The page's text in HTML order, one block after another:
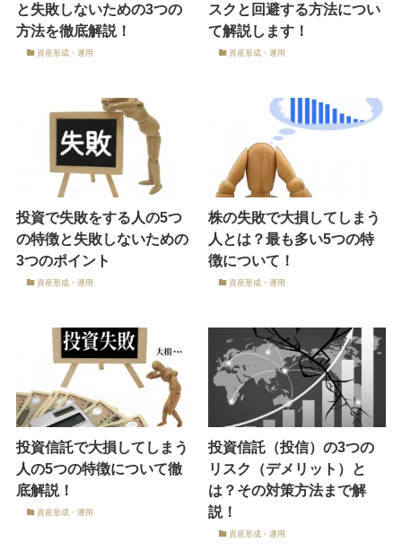
と失敗しないための3つの
方法を徹底解説！
資産形成・運用
スクと回避する方法につい
て解説します！
資産形成・運用
投資で失敗をする人の5つ
の特徴と失敗しないための
3つのポイント
資産形成・運用
株の失敗で大損してしまう
人とは？最も多い5つの特
徴について！
資産形成・運用
投資信託で大損してしまう
人の5つの特徴について徹
底解説！
資産形成・運用
投資信託（投信）の3つの
リスク（デメリット）と
は？その対策方法まで解
説！
資産形成・運用